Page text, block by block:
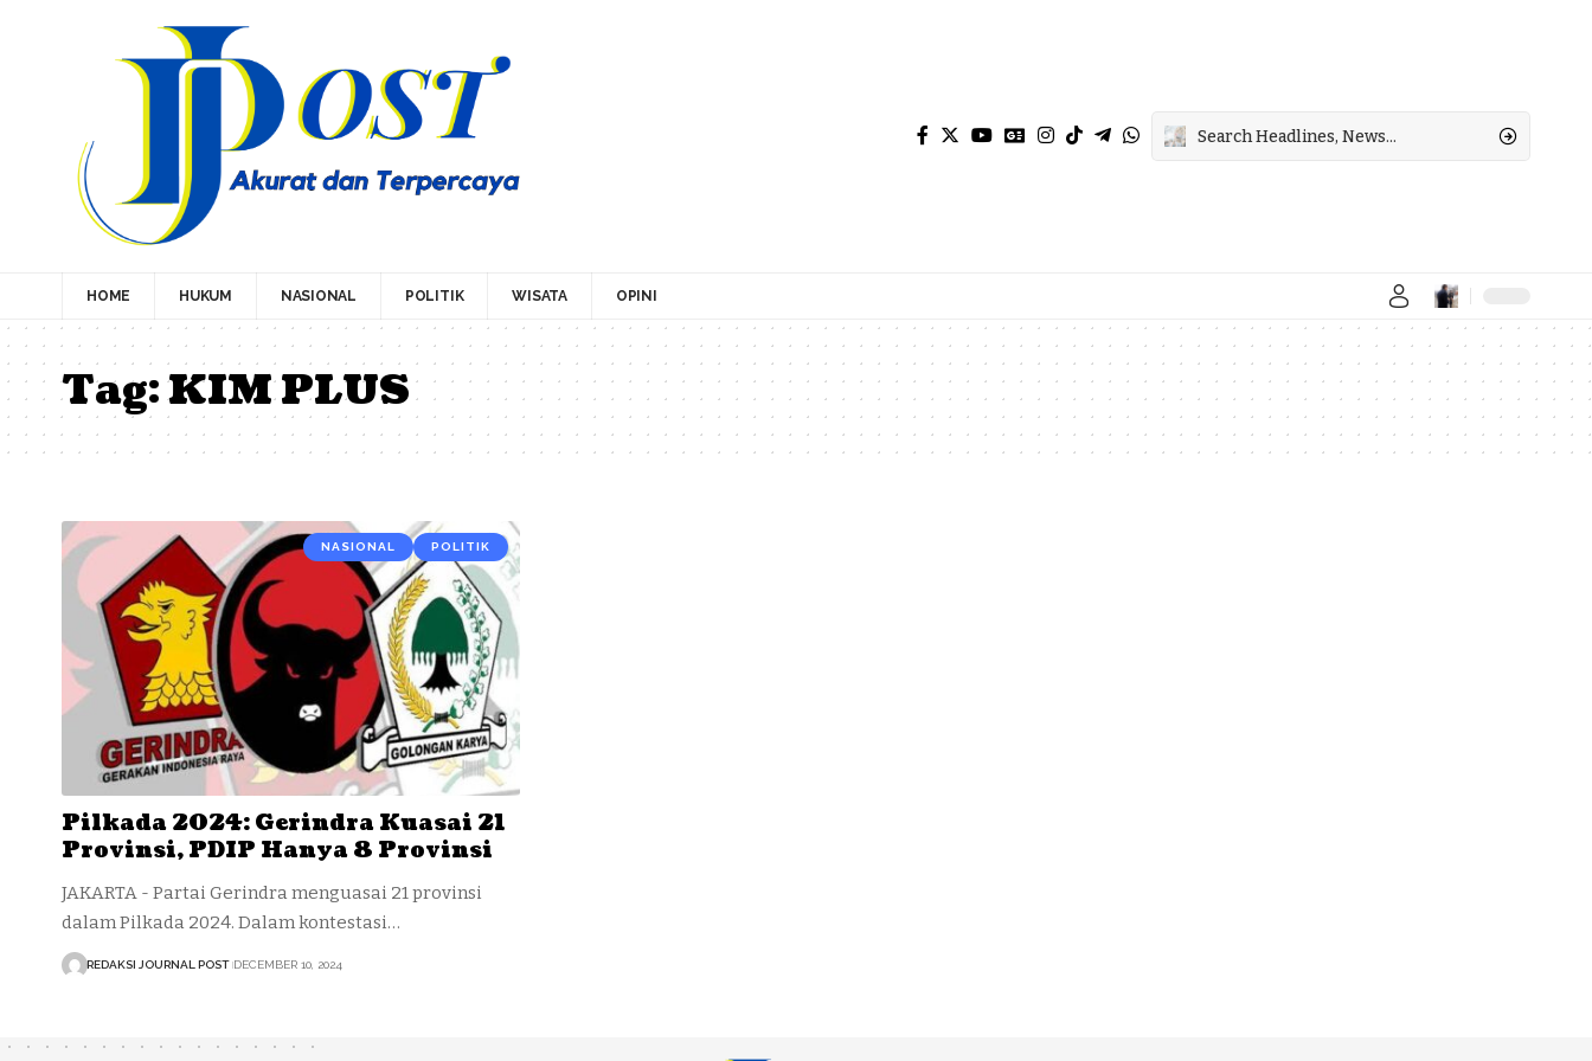
HOME HUKUM NASIONAL POLITIK WISATA OPINI
Tag:KIM PLUS
NASIONAL POLITIK
Pilkada 2024: Gerindra Kuasai 21
Provinsi, PDIP Hanya 8 Provinsi
JAKARTA - Partai Gerindra menguasai 21 provinsi
dalam Pilkada 2024. Dalam kontestasi…
REDAKSI JOURNAL POST DECEMBER 10, 2024